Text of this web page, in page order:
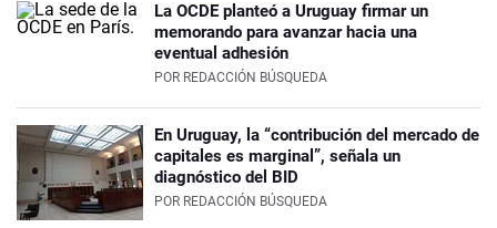
La OCDE planteó a Uruguay firmar un
memorando para avanzar hacia una
eventual adhesión
POR REDACCIÓN BÚSQUEDA
En Uruguay, la “contribución del mercado de
capitales es marginal”, señala un
diagnóstico del BID
POR REDACCIÓN BÚSQUEDA